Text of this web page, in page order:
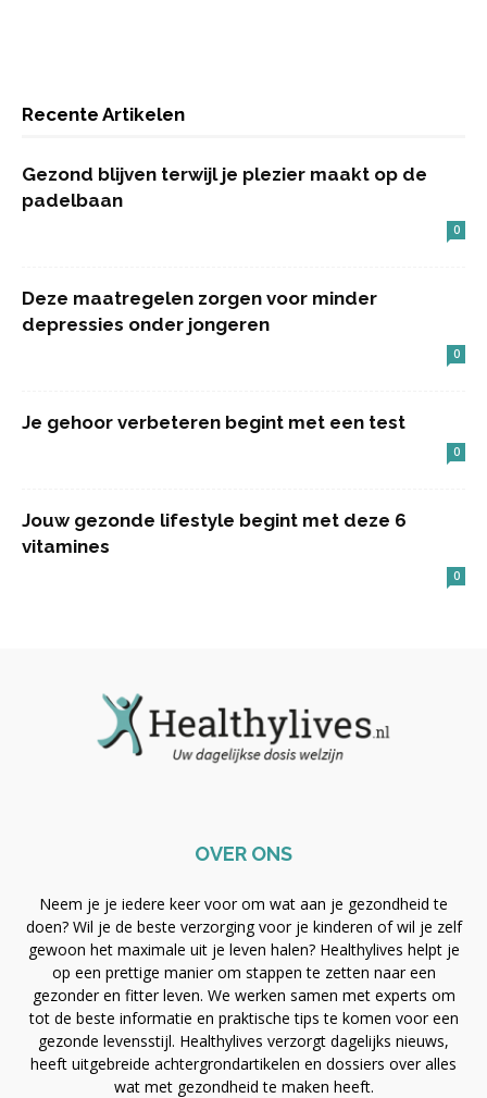
Recente Artikelen
Gezond blijven terwijl je plezier maakt op de
padelbaan
0
Deze maatregelen zorgen voor minder
depressies onder jongeren
0
Je gehoor verbeteren begint met een test
0
Jouw gezonde lifestyle begint met deze 6
vitamines
0
OVER ONS
Neem je je iedere keer voor om wat aan je gezondheid te
doen? Wil je de beste verzorging voor je kinderen of wil je zelf
gewoon het maximale uit je leven halen? Healthylives helpt je
op een prettige manier om stappen te zetten naar een
gezonder en fitter leven. We werken samen met experts om
tot de beste informatie en praktische tips te komen voor een
gezonde levensstijl. Healthylives verzorgt dagelijks nieuws,
heeft uitgebreide achtergrondartikelen en dossiers over alles
wat met gezondheid te maken heeft.